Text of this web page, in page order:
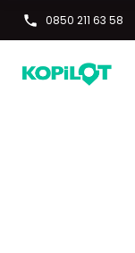
0850 211 63 58